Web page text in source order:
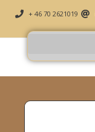
+ 46 70 2621019